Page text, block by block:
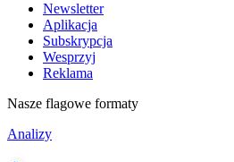
Newsletter
Aplikacja
Subskrypcja
Wesprzyj
Reklama
Nasze flagowe formaty
Analizy